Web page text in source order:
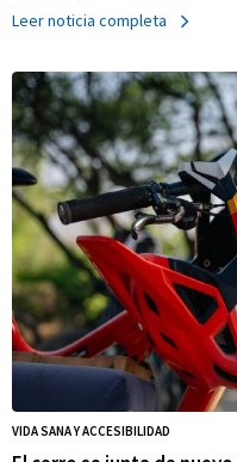
Leer noticia completa
VIDA SANA Y ACCESIBILIDAD